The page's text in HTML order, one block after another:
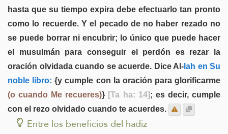
hasta que su tiempo expira debe efectuarlo tan pronto
como lo recuerde. Y el pecado de no haber rezado no
se puede borrar ni encubrir; lo único que puede hacer
el musulmán para conseguir el perdón es rezar la
oración olvidada cuando se acuerde. Dice Al- lah en Su
noble libro: {y cumple con la oración para glorificarme
(o cuando Me recueres)} [Ta ha: 14]; es decir, cumple
con el rezo olvidado cuando te acuerdes.
Entre los beneficios del hadiz